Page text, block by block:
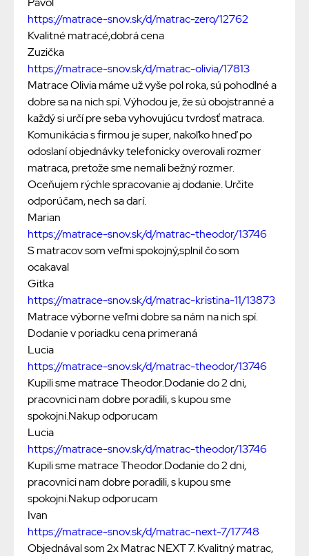
https://matrace-snov.sk/d/matrac-zero/12762
Kvalitné matracé,dobrá cena
Zuzička
https://matrace-snov.sk/d/matrac-olivia/17813
Matrace Olivia máme už vyše pol roka, sú pohodlné a
dobre sa na nich spí. Výhodou je, že sú obojstranné a
každý si určí pre seba vyhovujúcu tvrdosť matraca.
Komunikácia s firmou je super, nakoľko hneď po
odoslaní objednávky telefonicky overovali rozmer
matraca, pretože sme nemali bežný rozmer.
Oceňujem rýchle spracovanie aj dodanie. Určite
odporúčam, nech sa darí.
Marian
https://matrace-snov.sk/d/matrac-theodor/13746
S matracov som veľmi spokojný,splnil čo som
ocakaval
Gitka
https://matrace-snov.sk/d/matrac-kristina-11/13873
Matrace výborne veľmi dobre sa nám na nich spí.
Dodanie v poriadku cena primeraná
Lucia
https://matrace-snov.sk/d/matrac-theodor/13746
Kupili sme matrace Theodor.Dodanie do 2 dni,
pracovnici nam dobre poradili, s kupou sme
spokojni.Nakup odporucam
Lucia
https://matrace-snov.sk/d/matrac-theodor/13746
Kupili sme matrace Theodor.Dodanie do 2 dni,
pracovnici nam dobre poradili, s kupou sme
spokojni.Nakup odporucam
Ivan
https://matrace-snov.sk/d/matrac-next-7/17748
Objednával som 2x Matrac NEXT 7. Kvalitný matrac,